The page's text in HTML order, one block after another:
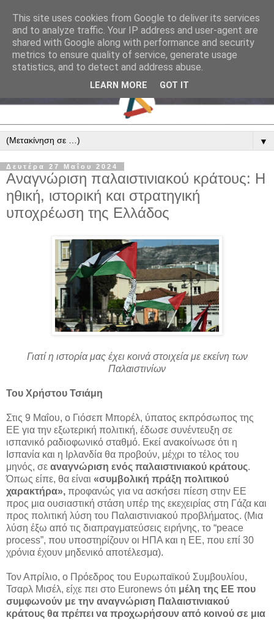
▼
Δευτέρα 27 Μαΐου 2024
Αναγνώριση παλαιστινιακού κράτους: Η
ηθική, ιστορική και στρατηγική
υποχρέωση της Ελλάδος
Γιατί η ιστορία μας έχει κοινά στοιχεία με εκείνη των
Παλαιστινίων
Του Χρήστου Τσιάμη
Στις 9 Μαΐου, ο Γιόσεπ Μπορέλ, ύπατος εκπρόσωπος της
ΕΕ για την εξωτερική πολιτική, έδωσε συνέντευξη σε
ισπανικό ραδιοφωνικό σταθμό. Εκεί ανακοίνωσε ότι η
Ισπανία και η Ιρλανδία θα προβούν, μέχρι το τέλος του
μηνός, σε αναγνώριση ενός παλαιστινιακού κράτους.
Όπως είπε, θα είναι «συμβολική πράξη πολιτικού
χαρακτήρα», προφανώς για να ασκήσει πίεση στην ΕΕ
προς μια ουσιαστική στάση υπέρ της εκεχειρίας στη Γάζα και
προς πολιτική λύση του Παλαιστινιακού προβλήματος. (Μια
λύση έξω από τις διαπραγματεύσεις ειρήνης, το “peace
process”, που υποστηρίζουν οι ΗΠΑ και η ΕΕ, που επί 30
χρόνια έχουν μηδενικό αποτέλεσμα).
Τον Απρίλιο, ο Πρόεδρος του Ευρωπαϊκού Συμβουλίου,
Τσαρλ Μισέλ, είχε πει στο Euronews ότι μέλη της ΕΕ που
συμφωνούν με την αναγνώριση Παλαιστινιακού
κράτους θα πρέπει να προχωρήσουν από κοινού σε μια
This site uses cookies from Google to deliver its services
and to analyze traffic. Your IP address and user-agent are
shared with Google along with performance and security
metrics to ensure quality of service, generate usage
statistics, and to detect and address abuse.
LEARN MORE GOT IT